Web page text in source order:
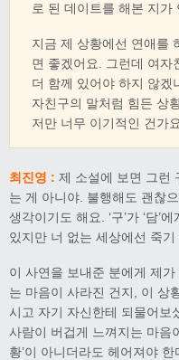
로 된 데이트를 해본 지가
지금 제 상황에선 연애를
면 좋겠어요. 그런데 여자
더 함께 있어야 하지 않겠
자친구의 말처럼 힘든 상
저만 너무 이기적인 건가
최진영 : 제 소설에 보면 그런
는 게 아니야. 불행해도 괜찮
생각이기도 해요. ‘구’가 ‘담’
있지만 너 없는 세상에선 죽
이 사연을 보내준 분에게 제
는 마음이 사라진 건지, 이 상
시고 자기 자신한테 되물어보
사람이 버겁게 느껴지는 마음
황’이 아니더라도 헤어져야 한